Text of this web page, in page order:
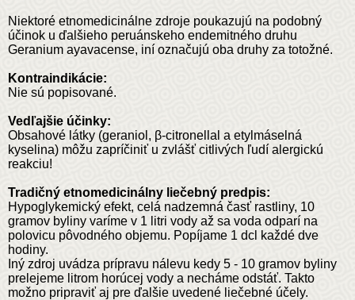
Niektoré etnomedicinálne zdroje poukazujú na podobný
účinok u ďalšieho peruánskeho endemitného druhu
Geranium ayavacense, iní označujú oba druhy za totožné.
Kontraindikácie:
Nie sú popisované.
Vedľajšie účinky:
Obsahové látky (geraniol, β-citronellal a etylmáselná
kyselina) môžu zapríčiniť u zvlášť citlivých ľudí alergickú
reakciu!
Tradičný etnomedicinálny liečebný predpis:
Hypoglykemický efekt, celá nadzemná časť rastliny, 10
gramov byliny varíme v 1 litri vody až sa voda odparí na
polovicu pôvodného objemu. Popíjame 1 dcl každé dve
hodiny.
Iný zdroj uvádza prípravu nálevu kedy 5 - 10 gramov byliny
prelejeme litrom horúcej vody a necháme odstáť. Takto
možno pripraviť aj pre ďalšie uvedené liečebné účely.